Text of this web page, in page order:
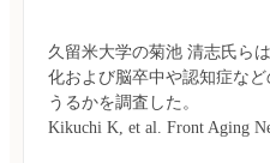
久留米大学の菊池 清志氏ら
化および脳卒中や認知症な
うるかを調査した。